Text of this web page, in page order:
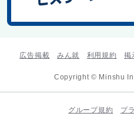
広告掲載 みん就 利用規約 掲
Copyright © Minshu
グループ規約 プ